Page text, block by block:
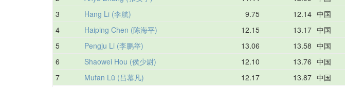
3 Hang Li (李航) 9.75 12.14 中国
4 Haiping Chen (陈海平) 12.15 13.17 中国
5 Pengju Li (李鹏举) 13.06 13.58 中国
6 Shaowei Hou (侯少尉) 12.10 13.76 中国
7 Mufan Lü (吕慕凡) 12.17 13.87 中国